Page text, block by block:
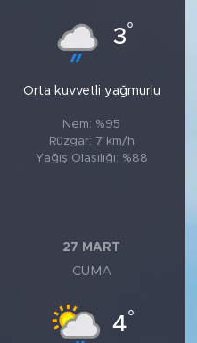
3°
Orta kuvvetli yağmurlu
Nem: %95
Rüzgar: 7 km/h
Yağış Olasılığı: %88
27 MART
CUMA
4°